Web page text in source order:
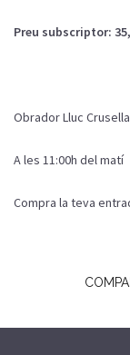
Preu subscriptor:
Obrador Lluc
A les 11:00h del matí
Compra la teva